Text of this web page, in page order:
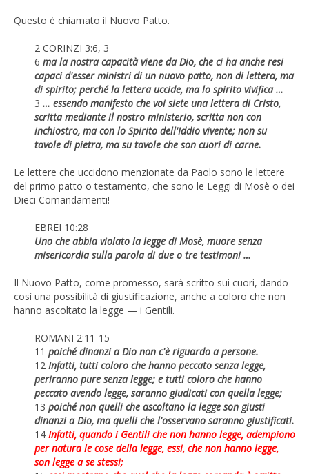
Questo è chiamato il Nuovo Patto.
2 CORINZI 3:6, 3
6 ma la nostra capacità viene da Dio, che ci ha anche resi
capaci d'esser ministri di un nuovo patto, non di lettera, ma
di spirito; perché la lettera uccide, ma lo spirito vivifica …
3 … essendo manifesto che voi siete una lettera di Cristo,
scritta mediante il nostro ministerio, scritta non con
inchiostro, ma con lo Spirito dell'Iddio vivente; non su
tavole di pietra, ma su tavole che son cuori di carne.
Le lettere che uccidono menzionate da Paolo sono le lettere
del primo patto o testamento, che sono le Leggi di Mosè o dei
Dieci Comandamenti!
EBREI 10:28
Uno che abbia violato la legge di Mosè, muore senza
misericordia sulla parola di due o tre testimoni …
Il Nuovo Patto, come promesso, sarà scritto sui cuori, dando
così una possibilità di giustificazione, anche a coloro che non
hanno ascoltato la legge — i Gentili.
ROMANI 2:11-15
11 poiché dinanzi a Dio non c'è riguardo a persone.
12 Infatti, tutti coloro che hanno peccato senza legge,
periranno pure senza legge; e tutti coloro che hanno
peccato avendo legge, saranno giudicati con quella legge;
13 poiché non quelli che ascoltano la legge son giusti
dinanzi a Dio, ma quelli che l'osservano saranno giustificati.
14 Infatti, quando i Gentili che non hanno legge, adempiono
per natura le cose della legge, essi, che non hanno legge,
son legge a se stessi;